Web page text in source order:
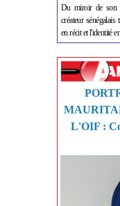
Du miroir de son
créateur
en récit et l'identité
L'OIF :